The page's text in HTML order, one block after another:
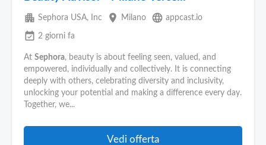
apartment Sephora USA, Inc place Milano language appcast.io
event_available 2 giorni fa
At Sephora, beauty is about feeling seen, valued, and
empowered, individually and collectively. It is connecting
deeply with others, celebrating diversity and inclusivity,
unlocking your potential and making a difference every day.
Together, we...
Vedi offerta